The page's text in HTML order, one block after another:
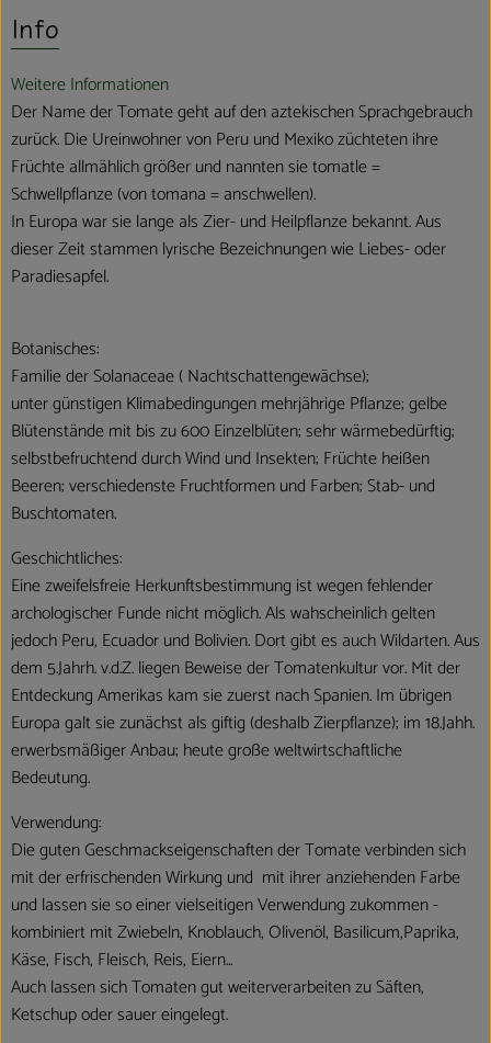
Info
Weitere Informationen
Der Name der Tomate geht auf den aztekischen Sprachgebrauch
zurück. Die Ureinwohner von Peru und Mexiko züchteten ihre
Früchte allmählich größer und nannten sie tomatle =
Schwellpflanze (von tomana = anschwellen).
In Europa war sie lange als Zier- und Heilpflanze bekannt. Aus
dieser Zeit stammen lyrische Bezeichnungen wie Liebes- oder
Paradiesapfel.
Botanisches:
Familie der Solanaceae ( Nachtschattengewächse);
unter günstigen Klimabedingungen mehrjährige Pflanze; gelbe
Blütenstände mit bis zu 600 Einzelblüten; sehr wärmebedürftig;
selbstbefruchtend durch Wind und Insekten; Früchte heißen
Beeren; verschiedenste Fruchtformen und Farben; Stab- und
Buschtomaten.
Geschichtliches:
Eine zweifelsfreie Herkunftsbestimmung ist wegen fehlender
archologischer Funde nicht möglich. Als wahscheinlich gelten
jedoch Peru, Ecuador und Bolivien. Dort gibt es auch Wildarten. Aus
dem 5.Jahrh. v.d.Z. liegen Beweise der Tomatenkultur vor. Mit der
Entdeckung Amerikas kam sie zuerst nach Spanien. Im übrigen
Europa galt sie zunächst als giftig (deshalb Zierpflanze); im 18.Jahh.
erwerbsmäßiger Anbau; heute große weltwirtschaftliche
Bedeutung.
Verwendung:
Die guten Geschmackseigenschaften der Tomate verbinden sich
mit der erfrischenden Wirkung und mit ihrer anziehenden Farbe
und lassen sie so einer vielseitigen Verwendung zukommen -
kombiniert mit Zwiebeln, Knoblauch, Olivenöl, Basilicum,Paprika,
Käse, Fisch, Fleisch, Reis, Eiern...
Auch lassen sich Tomaten gut weiterverarbeiten zu Säften,
Ketschup oder sauer eingelegt.